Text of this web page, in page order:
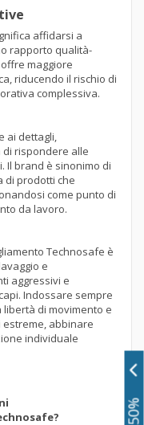
affidarsi a
rapporto qualità-
maggiore
riducendo il rischio di
complessiva.
ai dettagli,
di rispondere alle
Il brand è sinonimo di
di prodotti che
come punto di
da lavoro.
Technosafe è
e
aggressivi e
Indossare sempre
di movimento e
estreme, abbinare
individuale